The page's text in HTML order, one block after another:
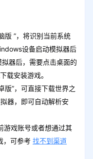
”，将识别当前系统
设备启动模拟器后
器后，需要点击桌面的
载安装游戏。
”，可直接下载世界之
器，即可自动解析安
游戏账号或者想通过其
，可参考 找不到渠道